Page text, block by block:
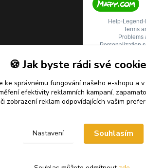
Upravit sběr cookies.
🍪 Jak byste rádi své
ke správnému fungování našeho e-shopu a
efektivity reklamních kampaní,
zobrazení reklam odpovídajících vašim
Nastavení Souhlasím